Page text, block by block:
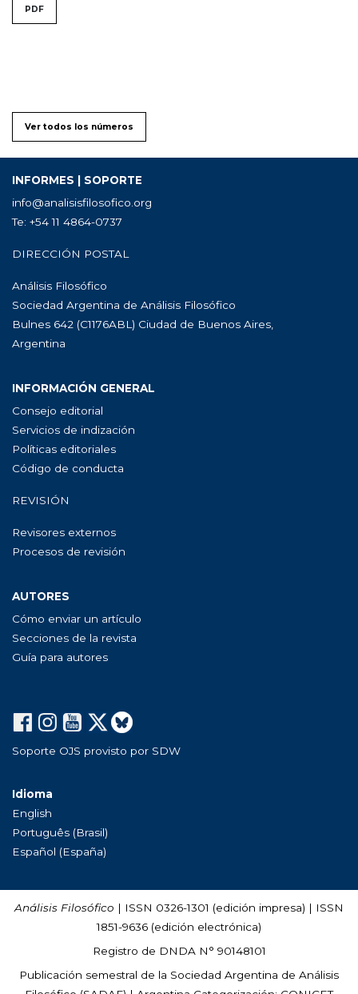
PDF
Ver todos los números
INFORMES | SOPORTE
info@analisisfilosofico.org
Te: +54 11 4864-0737
DIRECCIÓN POSTAL
Análisis Filosófico
Sociedad Argentina de Análisis Filosófico
Bulnes 642 (C1176ABL) Ciudad de Buenos Aires,
Argentina
INFORMACIÓN GENERAL
Consejo editorial
Servicios de indización
Políticas editoriales
Código de conducta
REVISIÓN
Revisores externos
Procesos de revisión
AUTORES
Cómo enviar un artículo
Secciones de la revista
Guía para autores
Soporte OJS provisto por SDW
Idioma
English
Português (Brasil)
Español (España)
Análisis Filosófico | ISSN 0326-1301 (edición impresa) | ISSN
1851-9636 (edición electrónica)
Registro de DNDA N° 90148101
Publicación semestral de la Sociedad Argentina de Análisis